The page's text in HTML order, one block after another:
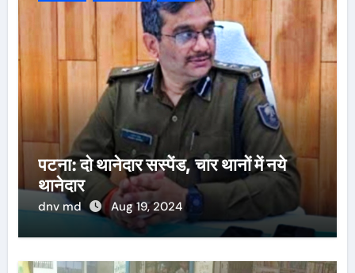
पटना: दो थानेदार सस्पेंड, चार थानों में नये
थानेदार
dnv md Aug 19, 2024